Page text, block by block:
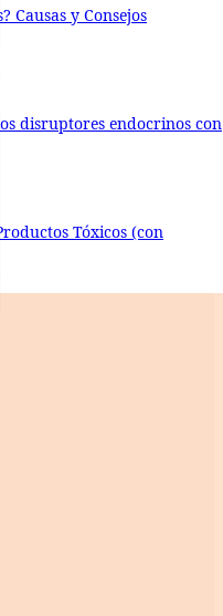
Causas y Consejos
disruptores endocrinos con
Tóxicos (con